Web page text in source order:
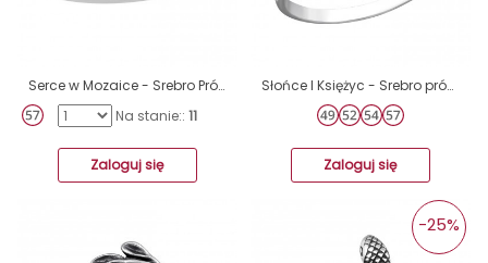
Serce w Mozaice - Srebro Próby 925 Srebrne Pierścionki A4S46169
Na stanie:: 11
Zaloguj się
Słońce I Księżyc - Srebro próby 925 Srebrne pierścionki A4S32298
Zaloguj się
-25%